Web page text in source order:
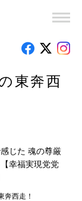
じた 魂の尊厳
幸福実現党党
奔西走！